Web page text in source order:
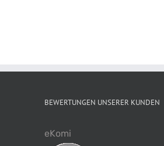
BEWERTUNGEN UNSERER KUNDEN
eKomi